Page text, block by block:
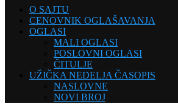
O SAJTU
CENOVNIK OGLAŠAVANJA
OGLASI
MALI OGLASI
POSLOVNI OGLASI
ČITULJE
UŽIČKA NEDELJA ČASOPIS
NASLOVNE
NOVI BROJ